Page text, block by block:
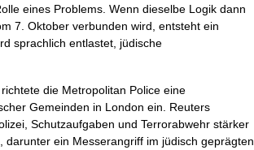
eines Problems. Wenn dieselbe Logik dann
7. Oktober verbunden wird, entsteht ein
sprachlich entlastet, jüdische
die Metropolitan Police eine
Gemeinden in London ein. Reuters
Schutzaufgaben und Terrorabwehr stärker
ein Messerangriff im jüdisch geprägten